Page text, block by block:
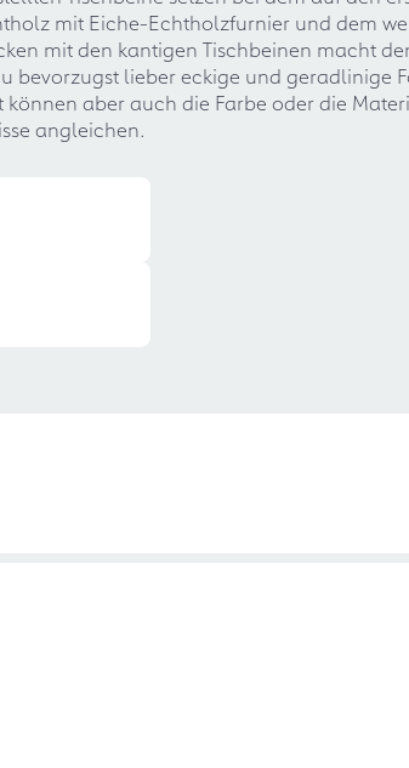
mit Eiche-Echtholzfurnier und dem
mit den kantigen Tischbeinen macht
bevorzugst lieber eckige und geradlinige
aber auch die Farbe oder die
angleichen.